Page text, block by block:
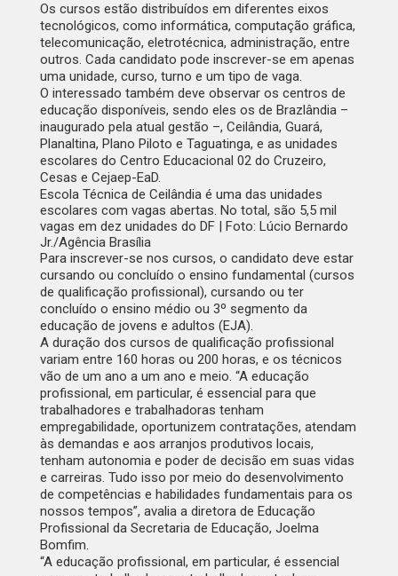
Os cursos estão distribuídos em diferentes eixos
tecnológicos, como informática, computação gráfica,
telecomunicação, eletrotécnica, administração, entre
outros. Cada candidato pode inscrever-se em apenas
uma unidade, curso, turno e um tipo de vaga.
O interessado também deve observar os centros de
educação disponíveis, sendo eles os de Brazlândia –
inaugurado pela atual gestão –, Ceilândia, Guará,
Planaltina, Plano Piloto e Taguatinga, e as unidades
escolares do Centro Educacional 02 do Cruzeiro,
Cesas e Cejaep-EaD.
Escola Técnica de Ceilândia é uma das unidades
escolares com vagas abertas. No total, são 5,5 mil
vagas em dez unidades do DF | Foto: Lúcio Bernardo
Jr./Agência Brasília
Para inscrever-se nos cursos, o candidato deve estar
cursando ou concluído o ensino fundamental (cursos
de qualificação profissional), cursando ou ter
concluído o ensino médio ou 3º segmento da
educação de jovens e adultos (EJA).
A duração dos cursos de qualificação profissional
variam entre 160 horas ou 200 horas, e os técnicos
vão de um ano a um ano e meio. “A educação
profissional, em particular, é essencial para que
trabalhadores e trabalhadoras tenham
empregabilidade, oportunizem contratações, atendam
às demandas e aos arranjos produtivos locais,
tenham autonomia e poder de decisão em suas vidas
e carreiras. Tudo isso por meio do desenvolvimento
de competências e habilidades fundamentais para os
nossos tempos”, avalia a diretora de Educação
Profissional da Secretaria de Educação, Joelma
Bomfim.
“A educação profissional, em particular, é essencial